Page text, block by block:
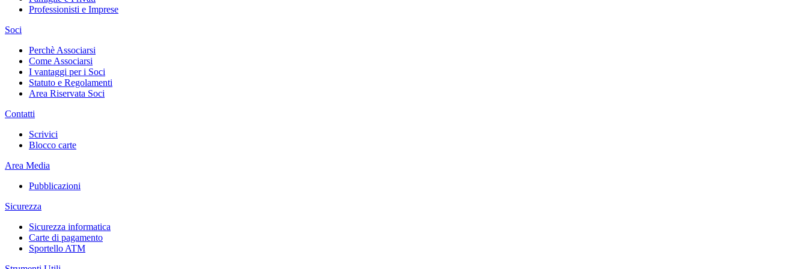
Professionisti e Imprese
Soci
Perchè Associarsi
Come Associarsi
I vantaggi per i Soci
Statuto e Regolamenti
Area Riservata Soci
Contatti
Scrivici
Blocco carte
Area Media
Pubblicazioni
Sicurezza
Sicurezza informatica
Carte di pagamento
Sportello ATM